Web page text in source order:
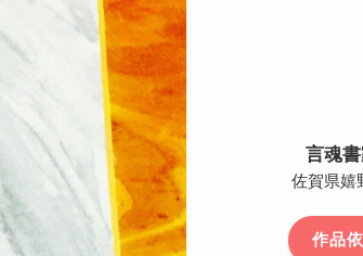
言魂
佐賀県嬉
作品